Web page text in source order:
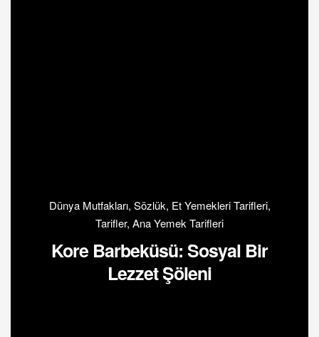
Dünya Mutfakları, Sözlük, Et Yemekleri Tarifleri,
Tarifler, Ana Yemek Tarifleri
Kore Barbeküsü: Sosyal Bir
Lezzet Şöleni